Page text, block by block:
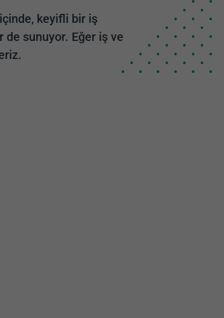
keyifli bir iş
de sunuyor. Eğer iş ve